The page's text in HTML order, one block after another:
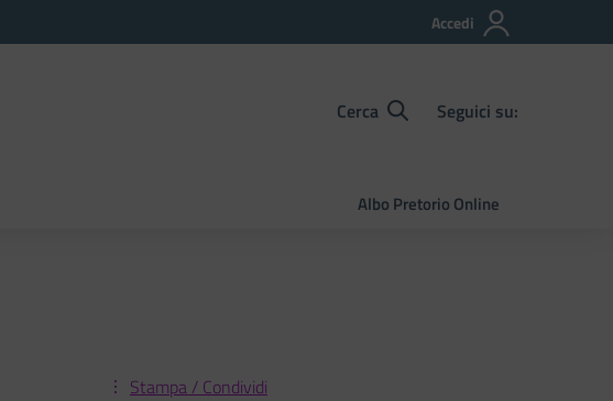
Accedi
Cerca Seguici su:
Albo Pretorio Online
Stampa / Condividi